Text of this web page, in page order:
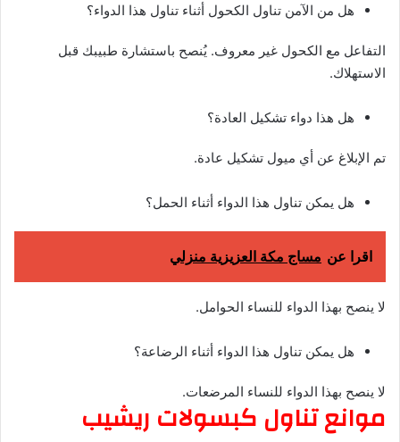
هل من الآمن تناول الكحول أثناء تناول هذا الدواء؟
التفاعل مع الكحول غير معروف. يُنصح باستشارة طبيبك قبل
الاستهلاك.
هل هذا دواء تشكيل العادة؟
تم الإبلاغ عن أي ميول تشكيل عادة.
هل يمكن تناول هذا الدواء أثناء الحمل؟
اقرا عن مساج مكة العزيزية منزلي
لا ينصح بهذا الدواء للنساء الحوامل.
هل يمكن تناول هذا الدواء أثناء الرضاعة؟
لا ينصح بهذا الدواء للنساء المرضعات.
موانع تناول كبسولات ريشيب